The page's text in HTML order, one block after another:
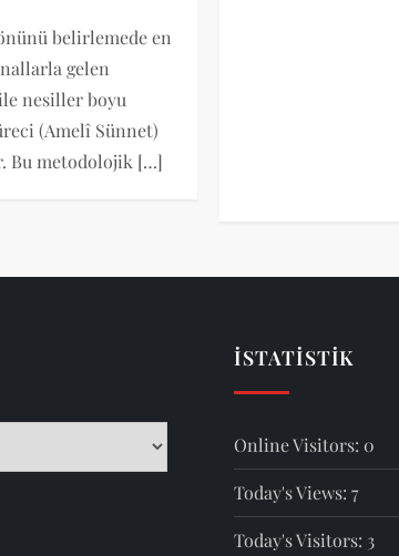
belirlemede en
gelen
nesiller boyu
(Amelî Sünnet)
Bu metodolojik […]
İSTATISTIK
Online Visitors: 0
Today's Views:7
Today's Visitors: 3